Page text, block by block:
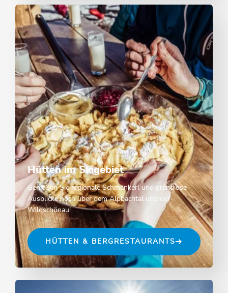
Hütten im Skigebiet
Genießen Sie regionale Schmankerl und grandiose
Ausblicke hoch über dem Alpbachtal und der
Wildschönau!
HÜTTEN & BERGRESTAURANTS